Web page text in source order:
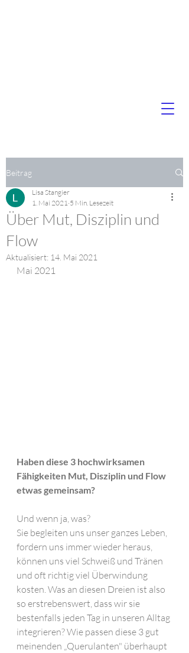
Beitrag
Über Mut, Disziplin und
Flow
Lisa Stangier
1. Mai 2021 5 Min. Lesezeit
Aktualisiert: 14. Mai 2021
Mai 2021
Haben diese 3 hochwirksamen
Fähigkeiten Mut, Disziplin und Flow
etwas gemeinsam?
Und wenn ja, was?
Sie begleiten uns unser ganzes Leben,
fordern uns immer wieder heraus,
können uns viel Schweiß und Tränen
und oft richtig viel Überwindung
kosten. Was an diesen Dreien ist also
so erstrebenswert, dass wir sie
bestenfalls jeden Tag in unseren Alltag
integrieren? Wie passen diese 3 gut
meinenden „Querulanten" überhaupt